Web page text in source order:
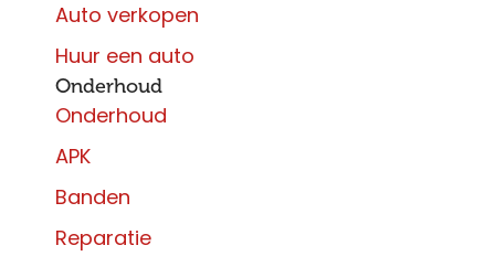
Auto verkopen
Huur een auto
Onderhoud
Onderhoud
APK
Banden
Reparatie